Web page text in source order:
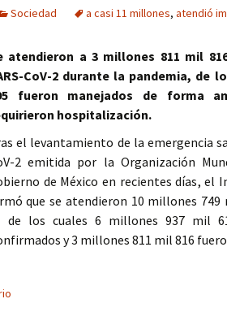
Sociedad a casi 11 millones, atendió
atendieron a 3 millones 811 mil
CoV-2 durante la pandemia, de
fueron manejados de forma
hospitalización.
el levantamiento de la emergencia
2 emitida por la Organización
de México en recientes días, el
que se atendieron 10 millones 749
de los cuales 6 millones 937 mil
y 3 millones 811 mil 816
IMSS a casi 11 millones de